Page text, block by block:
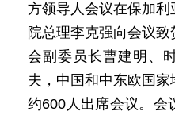
方领导人会议在保加
院总理李克强向会议
会副委员长曹建明、
夫，中国和中东欧国
约600人出席会议。会